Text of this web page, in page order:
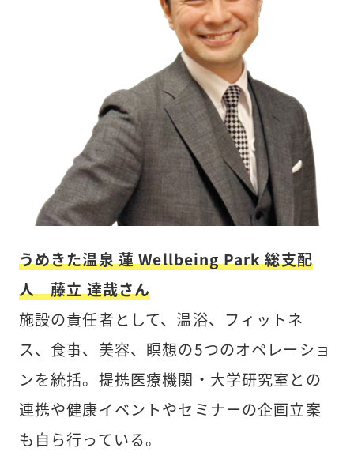
うめきた温泉 蓮 Wellbeing Park 総支配
人 藤立 達哉さん
施設の責任者として、温浴、フィットネ
ス、食事、美容、瞑想の5つのオペレーショ
ンを統括。提携医療機関・大学研究室との
連携や健康イベントやセミナーの企画立案
も自ら行っている。